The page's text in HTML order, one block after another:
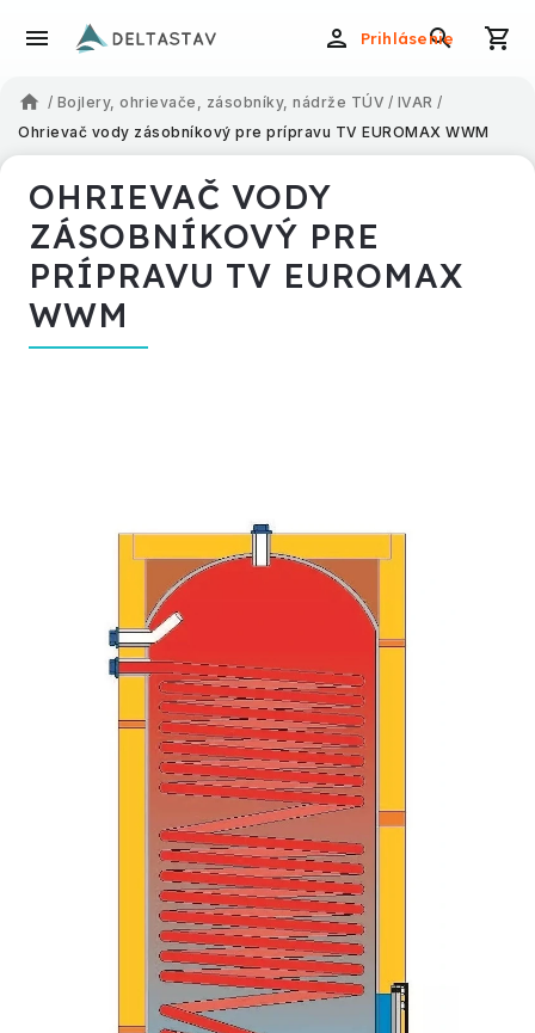
Prihlásenie
/ Bojlery, ohrievače, zásobníky, nádrže TÚV / IVAR /
Ohrievač vody zásobníkový pre prípravu TV EUROMAX WWM
OHRIEVAČ VODY
ZÁSOBNÍKOVÝ PRE
PRÍPRAVU TV EUROMAX
WWM